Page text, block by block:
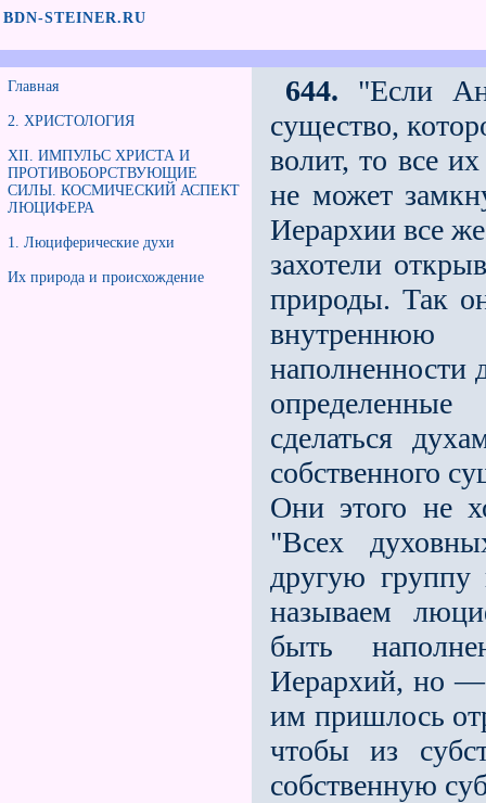
BDN-STEINER.RU
Главная
2. ХРИСТОЛОГИЯ
XII. ИМПУЛЬС ХРИСТА И
ПРОТИВОБОРСТВУЮЩИЕ
СИЛЫ. КОСМИЧЕСКИЙ АСПЕКТ
ЛЮЦИФЕРА
1. Люциферические духи
Их природа и происхождение
644. "Если
существо,
волит, то все
не может
Иерархии все
захотели
природы. Так
внутрен­нюю
наполненности
сделаться
собственного
Они этого не
"Всех
другую
называем
быть
Иерархий, но —
им пришлось
чтобы из
собственную